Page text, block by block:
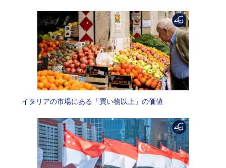
イタリアの市場にある「買い物以上」の価値